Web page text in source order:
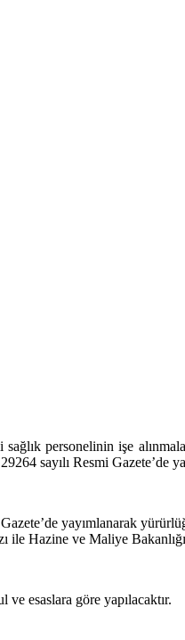
personelinin işe
sayılı Resmi Gazete’de
yayımlanarak
ile Hazine ve Maliye
esaslara göre yapılacaktır.